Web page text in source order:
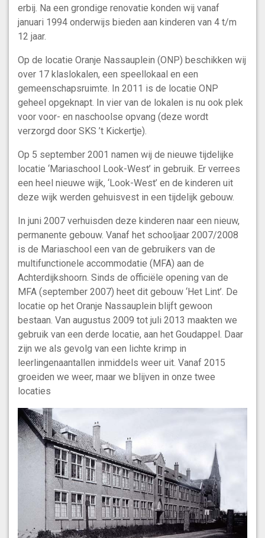
erbij. Na een grondige renovatie konden wij vanaf
januari 1994 onderwijs bieden aan kinderen van 4 t/m
12 jaar.
Op de locatie Oranje Nassauplein (ONP) beschikken wij
over 17 klaslokalen, een speellokaal en een
gemeenschapsruimte. In 2011 is de locatie ONP
geheel opgeknapt. In vier van de lokalen is nu ook plek
voor voor- en naschoolse opvang (deze wordt
verzorgd door SKS ’t Kickertje).
Op 5 september 2001 namen wij de nieuwe tijdelijke
locatie ‘Mariaschool Look-West’ in gebruik. Er verrees
een heel nieuwe wijk, ‘Look-West’ en de kinderen uit
deze wijk werden gehuisvest in een tijdelijk gebouw.
In juni 2007 verhuisden deze kinderen naar een nieuw,
permanente gebouw. Vanaf het schooljaar 2007/2008
is de Mariaschool een van de gebruikers van de
multifunctionele accommodatie (MFA) aan de
Achterdijkshoorn. Sinds de officiële opening van de
MFA (september 2007) heet dit gebouw ‘Het Lint’. De
locatie op het Oranje Nassauplein blijft gewoon
bestaan. Van augustus 2009 tot juli 2013 maakten we
gebruik van een derde locatie, aan het Goudappel. Daar
zijn we als gevolg van een lichte krimp in
leerlingenaantallen inmiddels weer uit. Vanaf 2015
groeiden we weer, maar we blijven in onze twee
locaties